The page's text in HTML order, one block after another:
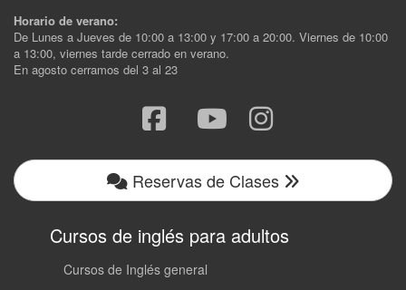
Horario de verano:
De Lunes a Jueves de 10:00 a 13:00 y 17:00 a 20:00. Viernes de 10:00
a 13:00, viernes tarde cerrado en verano.
En agosto cerramos del 3 al 23
Reservas de Clases
Cursos de inglés para adultos
Cursos de Inglés general